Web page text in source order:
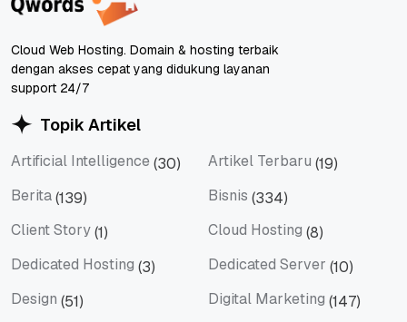
Cloud Web Hosting. Domain & hosting terbaik
dengan akses cepat yang didukung layanan
support 24/7
Topik Artikel
Artificial Intelligence (30) Artikel Terbaru (19)
Berita(139) Bisnis (334)
Client Story(1) Cloud Hosting (8)
Dedicated Hosting (3) Dedicated Server (10)
Design (51) Digital Marketing (147)